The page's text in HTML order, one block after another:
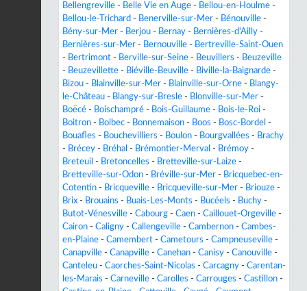
Bellengreville - Belle Vie en Auge - Bellou-en-Houlme -
Bellou-le-Trichard - Benerville-sur-Mer - Bénouville -
Bény-sur-Mer - Berjou - Bernay - Bernières-d'Ailly -
Bernières-sur-Mer - Bernouville - Bertreville-Saint-Ouen
- Bertrimont - Berville-sur-Seine - Beuvillers - Beuzeville
- Beuzevillette - Biéville-Beuville - Biville-la-Baignarde -
Bizou - Blainville-sur-Mer - Blainville-sur-Orne - Blangy-
le-Château - Blangy-sur-Bresle - Blonville-sur-Mer -
Boëcé - Boischampré - Bois-Guillaume - Bois-le-Roi -
Boitron - Bolbec - Bonnemaison - Boos - Bosc-Bordel -
Bouafles - Bouchevilliers - Boulon - Bourgvallées - Brachy
- Brécey - Bréhal - Brémontier-Merval - Brémoy -
Breteuil - Bretoncelles - Bretteville-sur-Laize -
Bretteville-sur-Odon - Bréville-sur-Mer - Bricquebec-en-
Cotentin - Bricqueville - Bricqueville-sur-Mer - Briouze -
Brix - Brouains - Buais-Les-Monts - Bucéels - Buchy -
Butot-Vénesville - Cabourg - Caen - Caillouet-Orgeville -
Cairon - Caligny - Callengeville - Cambernon - Cambes-
en-Plaine - Camembert - Cametours - Campneuseville -
Canapville - Canapville - Canehan - Canisy - Canouville -
Canteleu - Caorches-Saint-Nicolas - Carcagny - Carentan-
les-Marais - Carneville - Carolles - Carrouges - Castillon -